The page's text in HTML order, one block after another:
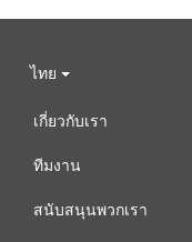
ไทย
เกี่ยวกับเรา
ทีมงาน
สนับสนุนพวกเรา